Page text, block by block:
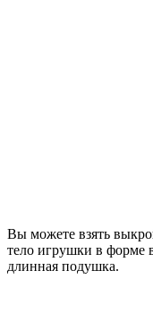
Вы можете взять
тело игрушки в форме
длинная подушка.